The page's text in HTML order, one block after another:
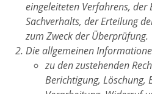
eingeleiteten Verfahrens, der
Sachverhalts, der Erteilung
zum Zweck der Überprüfung.
Die allgemeinen
zu den zustehenden
Berichtigung, Löschung,